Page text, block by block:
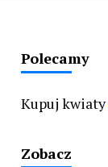
Polecamy
Kupuj kwiaty
Zobacz